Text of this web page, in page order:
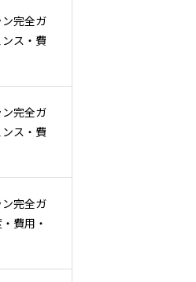
完全ガ
ス・費
完全ガ
ス・費
完全ガ
費用・